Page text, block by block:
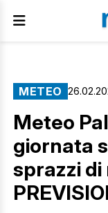
METEO
Meteo
giornata
sprazzi di